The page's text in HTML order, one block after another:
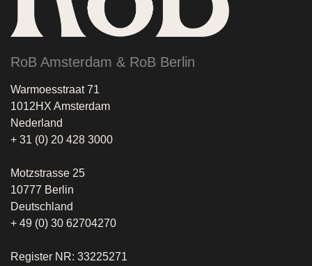
RoB Amsterdam & RoB Berlin
Warmoesstraat 71
1012HX Amsterdam
Nederland
+ 31 (0) 20 428 3000
Motzstrasse 25
10777 Berlin
Deutschland
+ 49 (0) 30 62704270
Register NR: 33225271